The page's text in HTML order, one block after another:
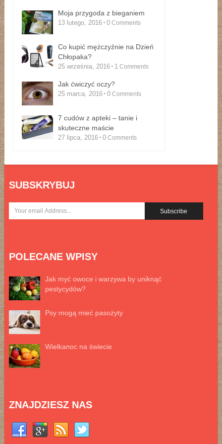
Moja przygoda z bieganiem
13 lutego, 2016 0 Comments
Co kupić mężczyźnie na Dzień
Chłopaka?
25 września, 2016 1 Comments
Jak ćwiczyć oczy?
25 marca, 2016 0 Comments
7 cudów z apteki – tanie i
skuteczne maście
27 lipca, 2016 0 Comments
SUBSKRYBUJ
POLECANE WPISY
Jak myć owoce i warzywa by uniknąć
pestycydów?
Psy mogą mieć pasożyty
Wielkanoc na świecie
ZNAJDZIESZ NAS